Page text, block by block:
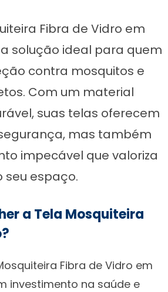
Fibra de Vidro em
solução ideal para quem
contra mosquitos e
Com um material
suas telas oferecem
mas também
impecável que valoriza
seu espaço.
a Tela Mosquiteira
Fibra de Vidro em
investimento na saúde e